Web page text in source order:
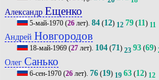
Александр Ещенко
5-май-1970(26лет). 84(12) 12 79(11) 11
Андрей Новгородов
18-май-1969(27лет). 104(71) 23 93(69)
Олег Санько
6-сен-1970(26лет). 76(19) 19 63(12) 12